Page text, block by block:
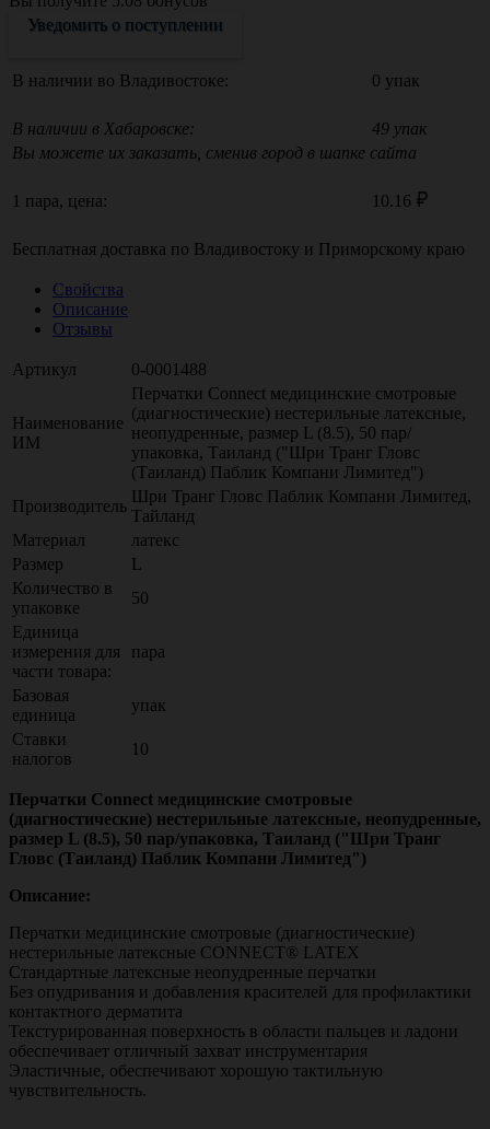
Уведомить о поступлении
В наличии во Владивостоке: 0 упак
В наличии в Хабаровске:
49 упак
Вы можете их заказать, сменив город в шапке сайта
1 пара, цена: 10.16
Бесплатная доставка по Владивостоку и Приморскому краю
Свойства
Описание
Отзывы
Артикул 0-0001488
Наименование
ИМ
Перчатки Connect медицинские смотровые
(диагностические) нестерильные латексные,
неопудренные, размер L (8.5), 50 пар/
упаковка, Таиланд ("Шри Транг Гловс
(Таиланд) Паблик Компани Лимитед")
Производитель
Шри Транг Гловс Паблик Компани Лимитед,
Тайланд
Материал
латекс
Размер
L
Количество в
упаковке
50
Единица
измерения для
части товара:
пара
Базовая
единица
упак
Ставки
налогов
10
Перчатки Connect медицинские смотровые
(диагностические) нестерильные латексные, неопудренные,
размер L (8.5), 50 пар/упаковка, Таиланд ("Шри Транг
Гловс (Таиланд) Паблик Компани Лимитед")
Описание:
Перчатки медицинские смотровые (диагностические)
нестерильные латексные CONNECT® LATEX
​Стандартные латексные неопудренные перчатки
Без опудривания и добавления красителей для профилактики
контактного дерматита
Текстурированная поверхность в области пальцев и ладони
обеспечивает отличный захват инструментария
Эластичные, обеспечивают хорошую тактильную
чувствительность.